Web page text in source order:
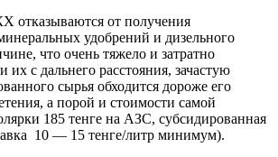
отказываются от получения
удобрений и дизельного
что очень тяжело и затратно
их с дальнего расстояния, зачастую
сырья обходится дороже его
а порой и стоимости самой
185 тенге на АЗС, субсидированная
10 — 15 тенге/литр минимум).